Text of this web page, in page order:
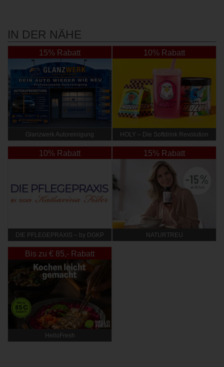
IN DER NÄHE
15% Rabatt
Glanzwerk Autoreinigung
10% Rabatt
HOLY – Die Softdrink Revolution
10% Rabatt
DIE PFLEGEPRAXIS – by DGKP
15% Rabatt
NATURTREU
Bis zu € 85,- Rabatt
HelloFresh